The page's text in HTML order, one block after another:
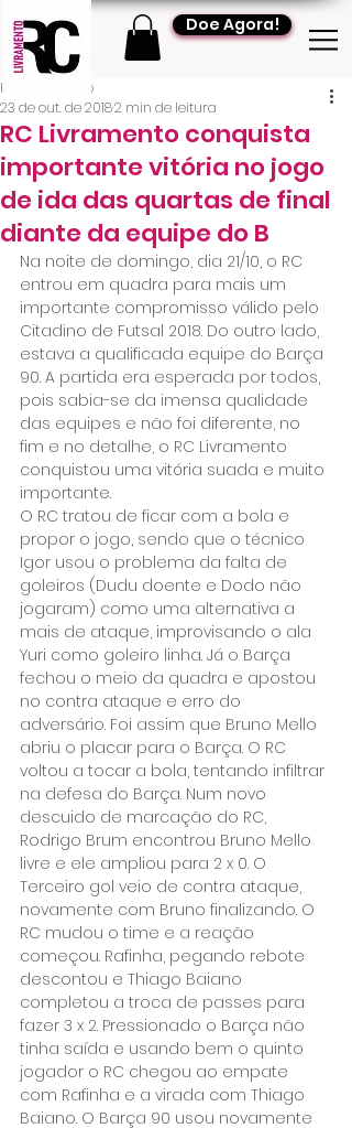
Doe Agora!
RC Livramento conquista
importante vitória no jogo
de ida das quartas de final
diante da equipe do B
RC Livramento
23 de out. de 20182 min de leitura
Na noite de domingo, dia 21/10, o RC
entrou em quadra para mais um
importante compromisso válido pelo
Citadino de Futsal 2018. Do outro lado,
estava a qualificada equipe do Barça
90. A partida era esperada por todos,
pois sabia-se da imensa qualidade
das equipes e não foi diferente, no
fim e no detalhe, o RC Livramento
conquistou uma vitória suada e muito
importante.
O RC tratou de ficar com a bola e
propor o jogo, sendo que o técnico
Igor usou o problema da falta de
goleiros (Dudu doente e Dodo não
jogaram) como uma alternativa a
mais de ataque, improvisando o ala
Yuri como goleiro linha. Já o Barça
fechou o meio da quadra e apostou
no contra ataque e erro do
adversário. Foi assim que Bruno Mello
abriu o placar para o Barça. O RC
voltou a tocar a bola, tentando infiltrar
na defesa do Barça. Num novo
descuido de marcação do RC,
Rodrigo Brum encontrou Bruno Mello
livre e ele ampliou para 2 x 0. O
Terceiro gol veio de contra ataque,
novamente com Bruno finalizando. O
RC mudou o time e a reação
começou. Rafinha, pegando rebote
descontou e Thiago Baiano
completou a troca de passes para
fazer 3 x 2. Pressionado o Barça não
tinha saída e usando bem o quinto
jogador o RC chegou ao empate
com Rafinha e a virada com Thiago
Baiano. O Barça 90 usou novamente